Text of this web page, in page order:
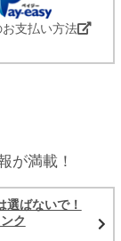
お支払い方法
が満載！
選ばないで！
ク